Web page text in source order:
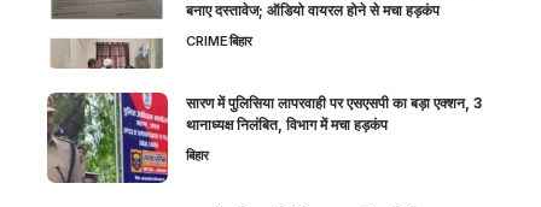
बनाए दस्तावेज; ऑडियो वायरल होने से मचा हड़कंप
CRIMEबिहार
सारण में पुलिसिया लापरवाही पर एसएसपी का बड़ा एक्शन, 3
थानाध्यक्ष निलंबित, विभाग में मचा हड़कंप
बिहार